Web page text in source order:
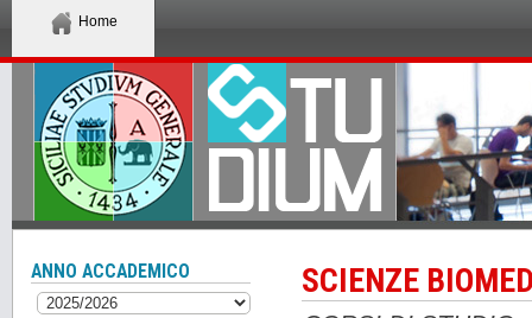
Home
SCIENZE
ANNO ACCADEMICO